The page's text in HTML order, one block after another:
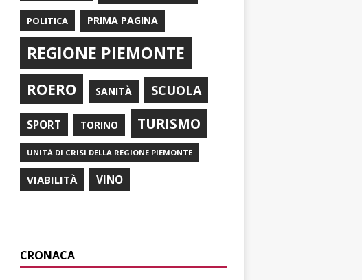
POLITICA PRIMA PAGINA
REGIONE PIEMONTE
ROERO SANITÀ SCUOLA
SPORT TORINO TURISMO
UNITÀ DI CRISI DELLA REGIONE PIEMONTE
VIABILITÀ VINO
CRONACA